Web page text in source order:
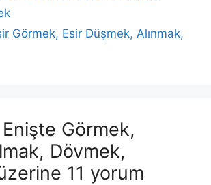
Görmek, Esir Düşmek, Alınmak,
Görmek,
Dövmek,
11 yorum